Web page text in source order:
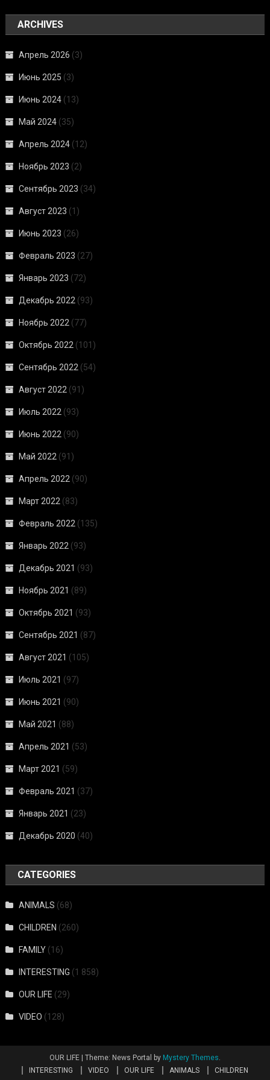
ARCHIVES
Апрель 2026 (3)
Июнь 2025 (3)
Июнь 2024 (13)
Май 2024 (35)
Апрель 2024 (12)
Ноябрь 2023 (2)
Сентябрь 2023 (34)
Август 2023 (1)
Июнь 2023 (26)
Февраль 2023 (27)
Январь 2023 (72)
Декабрь 2022 (93)
Ноябрь 2022 (77)
Октябрь 2022 (101)
Сентябрь 2022 (54)
Август 2022 (91)
Июль 2022 (93)
Июнь 2022 (90)
Май 2022 (91)
Апрель 2022 (90)
Март 2022 (83)
Февраль 2022 (135)
Январь 2022 (93)
Декабрь 2021 (93)
Ноябрь 2021 (89)
Октябрь 2021 (93)
Сентябрь 2021 (87)
Август 2021 (105)
Июль 2021 (97)
Июнь 2021 (90)
Май 2021 (88)
Апрель 2021 (53)
Март 2021 (59)
Февраль 2021 (37)
Январь 2021 (23)
Декабрь 2020 (40)
CATEGORIES
ANIMALS (68)
CHILDREN (260)
FAMILY (16)
INTERESTING (1 858)
OUR LIFE (29)
VIDEO (128)
OUR LIFE Theme: News Portal by Mystery Themes.
INTERESTING
VIDEO OUR LIFE ANIMALS CHILDREN